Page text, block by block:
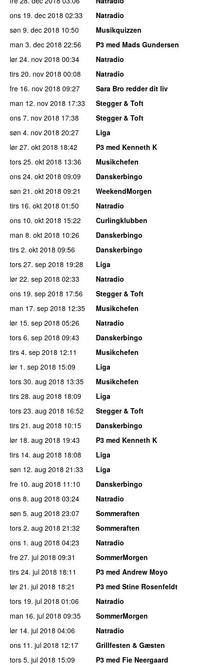
ons 19. dec 2018 02:33
Natradio
søn 9. dec 2018 10:50
Musikquizzen
man 3. dec 2018 22:56
P3 med Mads Gundersen
lør 24. nov 2018 00:34
Natradio
tirs 20. nov 2018 00:08
Natradio
fre 16. nov 2018 09:27
Sara Bro redder dit liv
man 12. nov 2018 17:33
Stegger & Toft
ons 7. nov 2018 17:38
Stegger & Toft
søn 4. nov 2018 20:27
Liga
lør 27. okt 2018 18:42
P3 med Kenneth K
tors 25. okt 2018 13:36
Musikchefen
ons 24. okt 2018 09:09
Danskerbingo
søn 21. okt 2018 09:21
WeekendMorgen
tirs 16. okt 2018 01:50
Natradio
ons 10. okt 2018 15:22
Curlingklubben
man 8. okt 2018 10:26
Danskerbingo
tirs 2. okt 2018 09:56
Danskerbingo
tors 27. sep 2018 19:28
Liga
lør 22. sep 2018 02:33
Natradio
ons 19. sep 2018 17:56
Stegger & Toft
man 17. sep 2018 12:35
Musikchefen
lør 15. sep 2018 05:26
Natradio
tors 6. sep 2018 09:43
Danskerbingo
tirs 4. sep 2018 12:11
Musikchefen
lør 1. sep 2018 15:09
Liga
tors 30. aug 2018 13:35
Musikchefen
tirs 28. aug 2018 18:09
Liga
tors 23. aug 2018 16:52
Stegger & Toft
tirs 21. aug 2018 10:15
Danskerbingo
lør 18. aug 2018 19:43
P3 med Kenneth K
tirs 14. aug 2018 18:08
Liga
søn 12. aug 2018 21:33
Liga
fre 10. aug 2018 11:10
Danskerbingo
ons 8. aug 2018 03:24
Natradio
søn 5. aug 2018 23:07
Sommeraften
tors 2. aug 2018 21:32
Sommeraften
ons 1. aug 2018 04:23
Natradio
fre 27. jul 2018 09:31
SommerMorgen
tirs 24. jul 2018 18:11
P3 med Andrew Moyo
lør 21. jul 2018 18:21
P3 med Stine Rosenfeldt
tors 19. jul 2018 01:06
Natradio
man 16. jul 2018 09:35
SommerMorgen
lør 14. jul 2018 04:06
Natradio
ons 11. jul 2018 12:17
Grillfesten & Gæsten
tors 5. jul 2018 15:09
P3 med Fie Neergaard